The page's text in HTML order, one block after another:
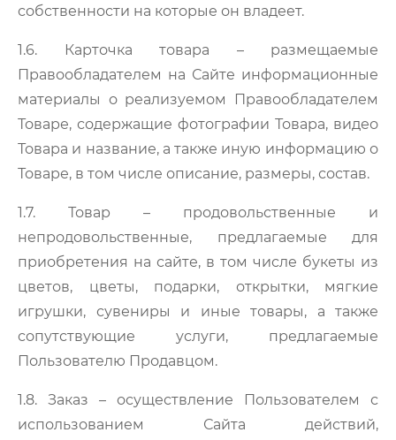
собственности на которые он владеет.
1.6. Карточка товара – размещаемые
Правообладателем на Сайте информационные
материалы о реализуемом Правообладателем
Товаре, содержащие фотографии Товара, видео
Товара и название, а также иную информацию о
Товаре, в том числе описание, размеры, состав.
1.7. Товар – продовольственные и
непродовольственные, предлагаемые для
приобретения на сайте, в том числе букеты из
цветов, цветы, подарки, открытки, мягкие
игрушки, сувениры и иные товары, а также
сопутствующие услуги, предлагаемые
Пользователю Продавцом.
1.8. Заказ – осуществление Пользователем с
использованием Сайта действий,